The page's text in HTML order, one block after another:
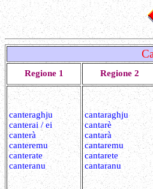
Regione 1 Regione 2
canteraghju
canterai / ei
canterà
canteremu
canterate
canteranu
cantaraghju
cantarè
cantarà
cantaremu
cantarete
cantaranu